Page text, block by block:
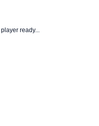
player ready...